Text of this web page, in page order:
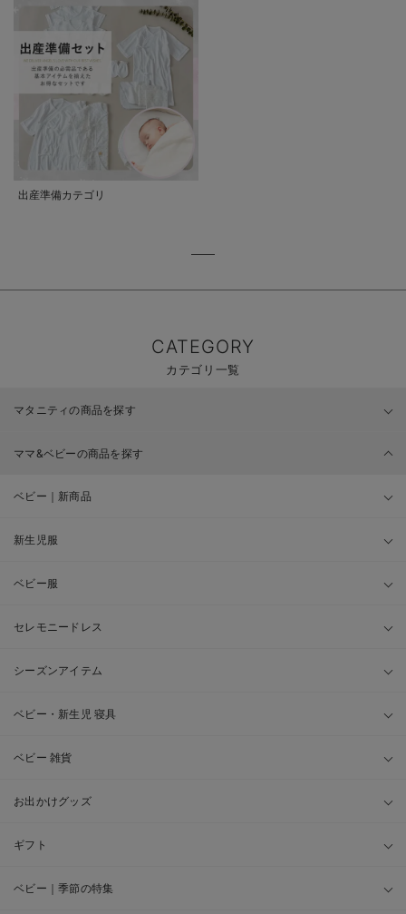
出産準備カテゴリ
CATEGORY
カテゴリ一覧
マタニティの商品を探す
ママ&ベビーの商品を探す
ベビー｜新商品
新生児服
ベビー服
セレモニードレス
シーズンアイテム
ベビー・新生児 寝具
ベビー 雑貨
お出かけグッズ
ギフト
ベビー｜季節の特集